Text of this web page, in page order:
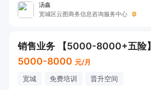
汤鑫
宽城区云图商务信息咨询服务中心
销售业务 【5000-8000+五险】
5000-8000 元/月
宽城 免费培训 晋升空间